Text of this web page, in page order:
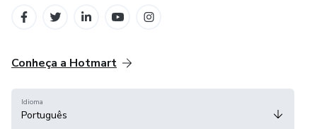
Conheça a Hotmart
Idioma
Português